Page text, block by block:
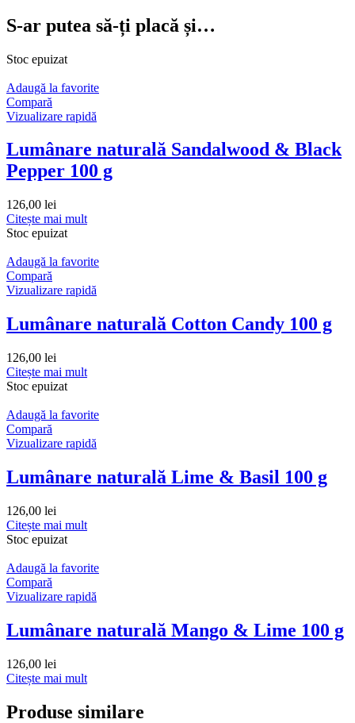
S-ar putea să-ți placă și…
Stoc epuizat
Adaugă la favorite
Compară
Vizualizare rapidă
Lumânare naturală Sandalwood & Black
Pepper 100 g
126,00 lei
Citește mai mult
Stoc epuizat
Adaugă la favorite
Compară
Vizualizare rapidă
Lumânare naturală Cotton Candy 100 g
126,00 lei
Citește mai mult
Stoc epuizat
Adaugă la favorite
Compară
Vizualizare rapidă
Lumânare naturală Lime & Basil 100 g
126,00 lei
Citește mai mult
Stoc epuizat
Adaugă la favorite
Compară
Vizualizare rapidă
Lumânare naturală Mango & Lime 100 g
126,00 lei
Citește mai mult
Produse similare